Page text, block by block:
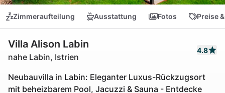
Zimmeraufteilung Ausstattung Fotos Preise
Villa Alison Labin
nahe Labin, Istrien
4.8
Neubauvilla in Labin: Eleganter Luxus-Rückzugsort
mit beheizbarem Pool, Jacuzzi & Sauna - Entdecke